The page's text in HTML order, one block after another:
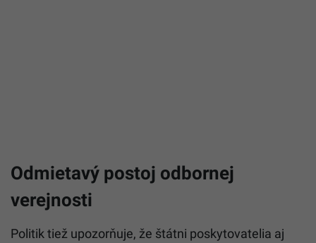
Odmietavý postoj odbornej
verejnosti
Politik tiež upozorňuje, že štátni poskytovatelia aj